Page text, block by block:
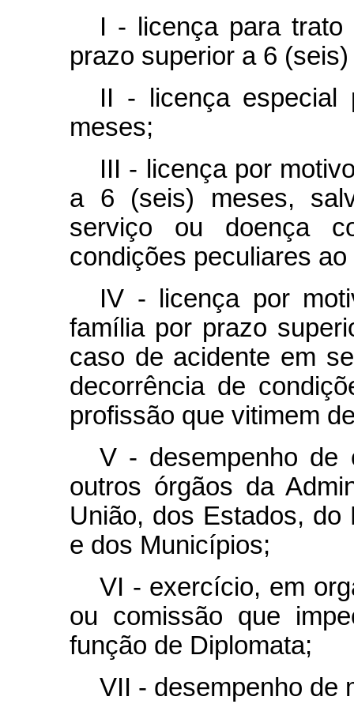
I - licença para trato
prazo superior a 6
II - licença especial
meses;
III - licença por
a 6 (seis) meses,
serviço ou doença
condições peculiares
IV - licença por
família por prazo
caso de acidente em
decorrência de
profissão que vitimem
V - desempenho de
outros órgãos da
União, dos Estados, do
e dos Municípios;
VI - exercício, em
ou comissão que
função de Diplomata;
VII - desempenho de